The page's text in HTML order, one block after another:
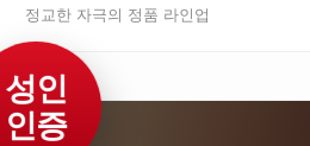
정교한 자극의 정품 라인업
성인
인증